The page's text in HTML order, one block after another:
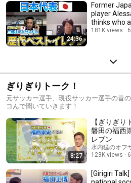
24:36
Former
player
thinks who
players in
181K views
ぎりぎりトーク！
元サッカー選手、現役サッカー選手の昔
コんで聞いていきます！
8:27
【ぎりぎり
磐田の福西
レブン
水内猛のオフ
123K views
[Girigiri